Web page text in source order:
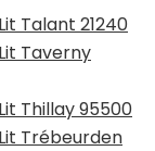
Talant 21240
Taverny
Thillay 95500
Trébeurden